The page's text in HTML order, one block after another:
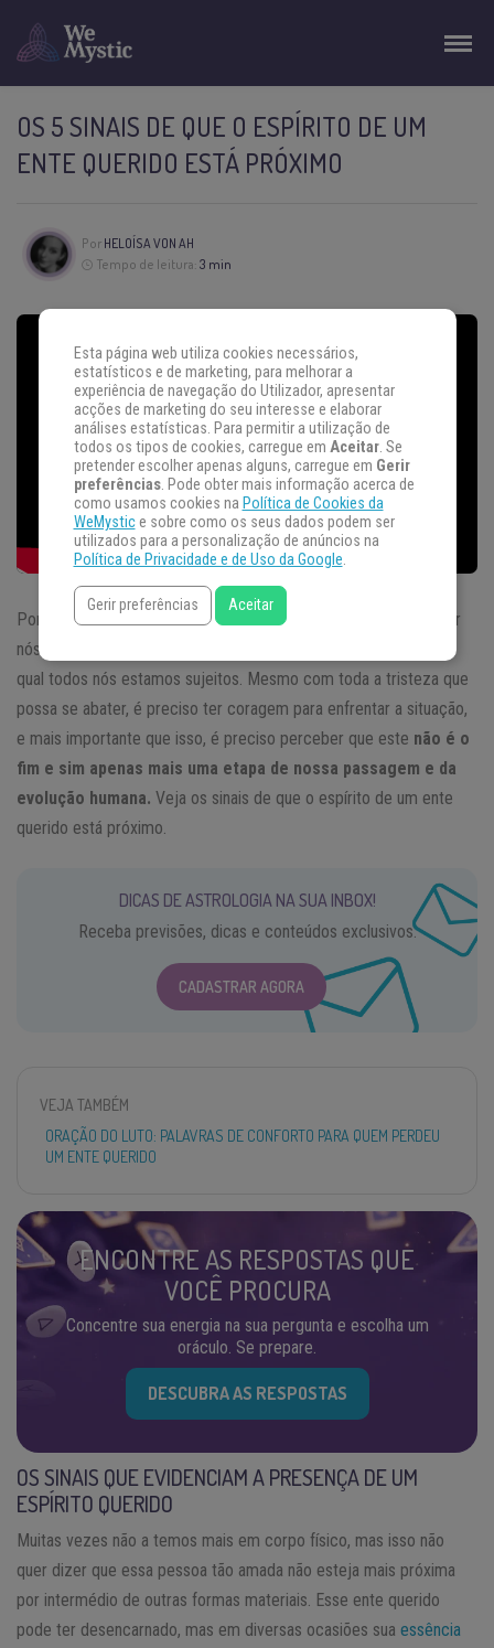
OS 5 SINAIS DE QUE O ESPÍRITO DE UM
ENTE QUERIDO ESTÁ PRÓXIMO
Por HELOÍSA VON AH
Tempo de leitura: 3 min
Por mais difícil que seja encarar a perda de um ente querido
por
nós, tal acontecimento faz parte da natureza e do ciclo vital ao
qual todos nós estamos sujeitos. Mesmo com toda a tristeza que
possa se abater, é preciso ter coragem para enfrentar a situação,
e mais importante que isso, é preciso perceber que este não é o
fim e sim apenas mais uma etapa de nossa passagem e da
evolução humana. Veja os sinais de que o espírito de um ente
querido está próximo.
DICAS DE ASTROLOGIA NA SUA INBOX!
Receba previsões, dicas e conteúdos exclusivos.
CADASTRAR AGORA
VEJA TAMBÉM
ORAÇÃO DO LUTO: PALAVRAS DE CONFORTO PARA QUEM PERDEU
UM ENTE QUERIDO
ENCONTRE AS RESPOSTAS QUE
VOCÊ PROCURA
Concentre sua energia na sua pergunta e escolha um
oráculo. Se prepare.
DESCUBRA AS RESPOSTAS
OS SINAIS QUE EVIDENCIAM A PRESENÇA DE UM
ESPÍRITO QUERIDO
Muitas vezes não a temos mais em corpo físico, mas isso não
quer dizer que essa pessoa tão amada não esteja mais próxima
por intermédio de outras formas materiais. Esse ente querido
pode ter desencarnado, mas em diversas ocasiões sua essência
Esta página web utiliza cookies necessários,
estatísticos e de marketing, para melhorar a
experiência de navegação do Utilizador, apresentar
acções de marketing do seu interesse e elaborar
análises estatísticas. Para permitir a utilização de
todos os tipos de cookies, carregue em Aceitar. Se
pretender escolher apenas alguns, carregue em Gerir
preferências. Pode obter mais informação acerca de
como usamos cookies na Política de Cookies da
WeMystice sobre como os seus dados podem ser
utilizados para a personalização de anúncios na
Política de Privacidade e de Uso da Google.
Gerir preferências Aceitar